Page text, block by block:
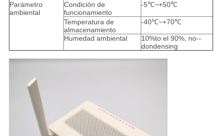
Parámetro
ambiental
Condición de
funcionamiento
-5℃~+50℃
Temperatura de
almacenamiento
-40℃~+70℃
Humedad ambiental
10%to el 90%, no--
dondensing